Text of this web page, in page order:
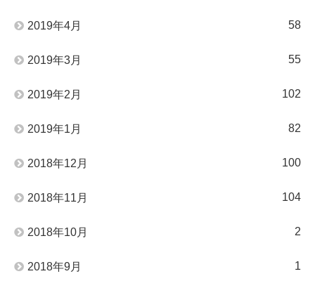
2019年4月 58
2019年3月 55
2019年2月 102
2019年1月 82
2018年12月 100
2018年11月 104
2018年10月 2
2018年9月 1